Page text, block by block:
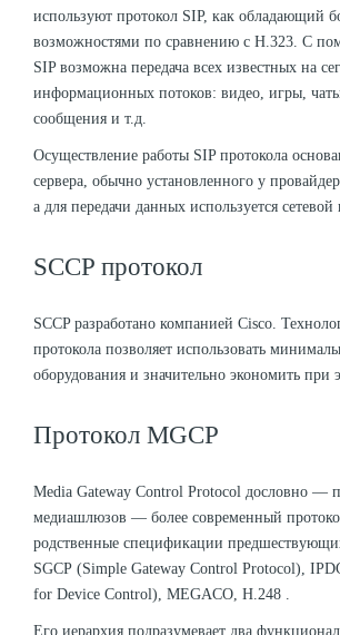
используют протокол SIP, как обладающий
возможностями по сравнению с H.323. С
SIP возможна передача всех известных на
информационных потоков: видео, игры,
сообщения и т.д.
Осуществление работы SIP протокола
сервера, обычно установленного у
а для передачи данных используется сетевой
SCCP протокол
SCCP разработано компанией Cisco.
протокола позволяет использовать
оборудования и значительно экономить при
Протокол MGCP
Media Gateway Control Protocol дословно —
медиашлюзов — более современный
родственные спецификации
SGCP (Simple Gateway Control Protocol),
for Device Control), MEGACO, H.248 .
Его иерархия подразумевает два